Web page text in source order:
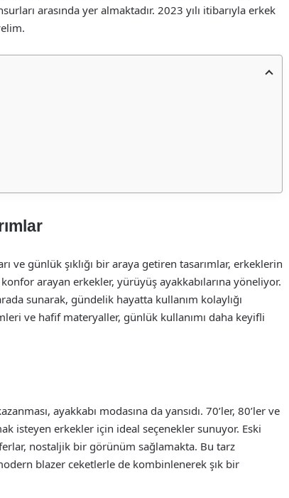
arasında yer almaktadır. 2023 yılı itibarıyla erkek
ve günlük şıklığı bir araya getiren tasarımlar, erkeklerin
arayan erkekler, yürüyüş ayakkabılarına yöneliyor.
sunarak, gündelik hayatta kullanım kolaylığı
ve hafif materyaller, günlük kullanımı daha keyifli
ayakkabı modasına da yansıdı. 70’ler, 80’ler ve
isteyen erkekler için ideal seçenekler sunuyor. Eski
nostaljik bir görünüm sağlamakta. Bu tarz
blazer ceketlerle de kombinlenerek şık bir